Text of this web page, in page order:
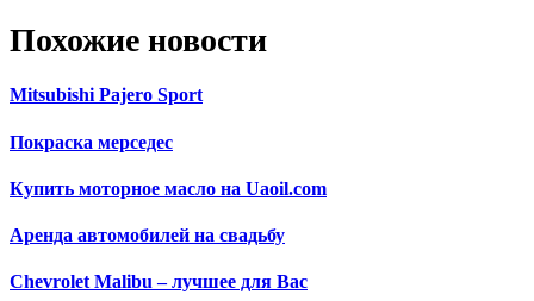
Похожие новости
Mitsubishi Pajero Sport
Покраска мерседес
Купить моторное масло на Uaoil.com
Аренда автомобилей на свадьбу
Chevrolet Malibu – лучшее для Вас